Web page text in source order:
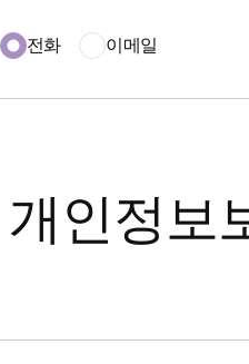
전화 이메일
개인정보